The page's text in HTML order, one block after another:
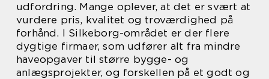
udfordring. Mange oplever, at det er svært at
vurdere pris, kvalitet og troværdighed på
forhånd. I Silkeborg-området er der flere
dygtige firmaer, som udfører alt fra mindre
haveopgaver til større bygge- og
anlægsprojekter, og forskellen på et godt og